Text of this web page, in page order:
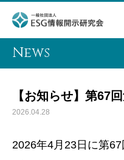
News
【お知らせ】第67
2026.04.28
2026年4月23日に第